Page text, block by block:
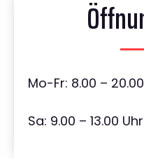
Mo-Fr: 8.00 –
Sa: 9.00 – 13.00 Uhr